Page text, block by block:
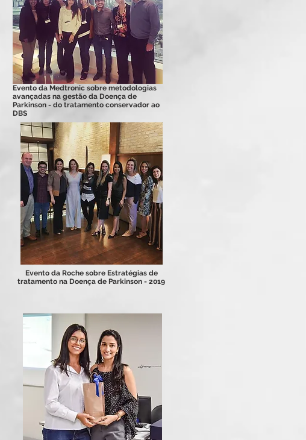
Evento da Medtronic sobre metodologias
avançadas na gestão da Doença de
Parkinson - do tratamento conservador ao
DBS
Evento da Roche sobre Estratégias de
tratamento na Doença de Parkinson - 2019